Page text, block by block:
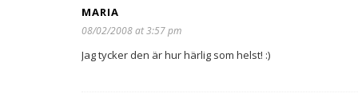
MARIA
08/02/2008 at 3:57 pm
Jag tycker den är hur härlig som helst! :)